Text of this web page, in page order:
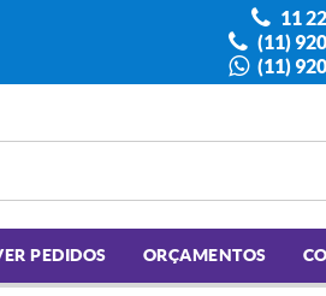
11
(11)
(11)
PEDIDOS ORÇAMENTOS